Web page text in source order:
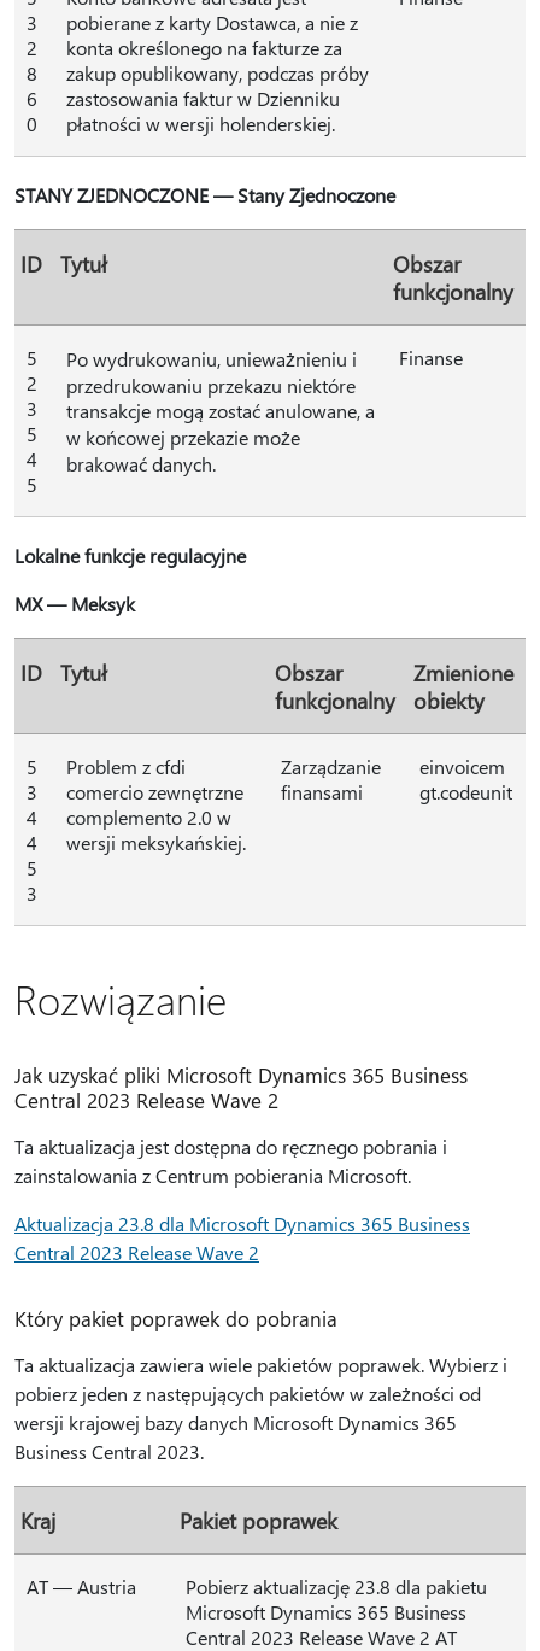
3
2
8
6
0
pobierane z karty Dostawca, a nie z
konta określonego na fakturze za
zakup opublikowany, podczas próby
zastosowania faktur w Dzienniku
płatności w wersji holenderskiej.
STANY ZJEDNOCZONE — Stany Zjednoczone
ID Tytuł
Obszar
funkcjonalny
5
2
3
5
4
5
Po wydrukowaniu, unieważnieniu i
przedrukowaniu przekazu niektóre
transakcje mogą zostać anulowane, a
w końcowej przekazie może
brakować danych.
Finanse
Lokalne funkcje regulacyjne
MX — Meksyk
ID Tytuł
Obszar
funkcjonalny
Zmienione
obiekty
5
3
4
4
5
3
Problem z cfdi
comercio zewnętrzne
complemento 2.0 w
wersji meksykańskiej.
Zarządzanie
finansami
einvoicem
gt.codeunit
Rozwiązanie
Jak uzyskać pliki Microsoft Dynamics 365 Business
Central 2023 Release Wave 2
Ta aktualizacja jest dostępna do ręcznego pobrania i
zainstalowania z Centrum pobierania Microsoft.
Aktualizacja 23.8 dla Microsoft Dynamics 365 Business
Central 2023 Release Wave 2
Który pakiet poprawek do pobrania
Ta aktualizacja zawiera wiele pakietów poprawek. Wybierz i
pobierz jeden z następujących pakietów w zależności od
wersji krajowej bazy danych Microsoft Dynamics 365
Business Central 2023.
Kraj Pakiet poprawek
AT — Austria
Pobierz aktualizację 23.8 dla pakietu
Microsoft Dynamics 365 Business
Central 2023 Release Wave 2 AT